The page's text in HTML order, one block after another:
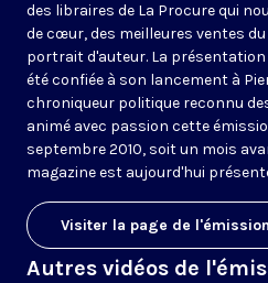
des libraires de La Procure qui
de cœur, des meilleures ventes
portrait d'auteur. La présentation
été confiée à son lancement à
chroniqueur politique reconnu
animé avec passion cette
septembre 2010, soit un mois
magazine est aujourd'hui
Visiter la page de l'émission
Autres vidéos de